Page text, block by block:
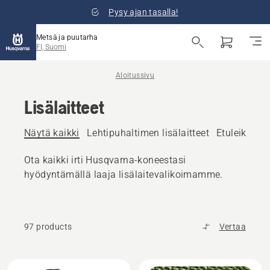
Pysy ajan tasalla!
Metsä ja puutarha
FI, Suomi
Aloitussivu
Lisälaitteet
Näytä kaikki Lehtipuhaltimen lisälaitteet
Ota kaikki irti Husqvarna-koneestasi
hyödyntämällä laaja lisälaitevalikoimamme.
97 products Vertaa